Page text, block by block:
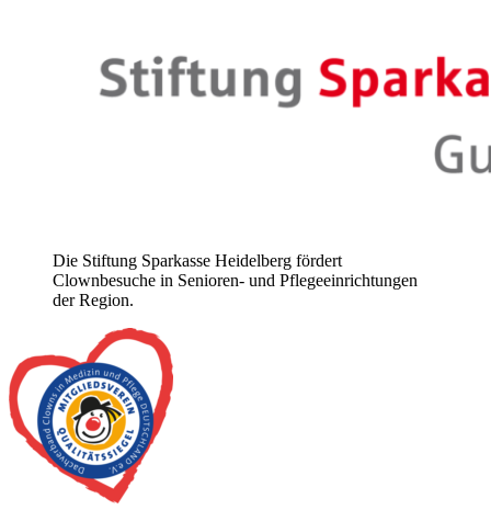
Die Stiftung Sparkasse Heidelberg fördert
Clownbesuche in Senioren- und Pflegeeinrichtungen
der Region.